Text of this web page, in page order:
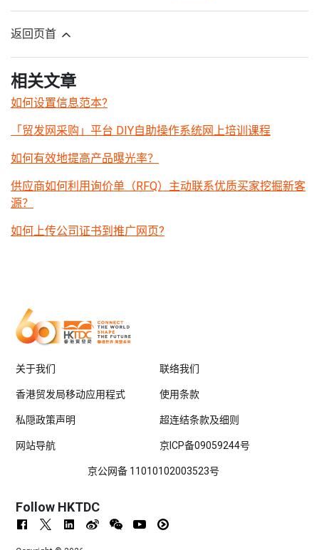
返回页首
相关文章
如何设置信息范本?
「贸发网采购」平台 DIY自助操作系统网上培训课程
如何有效地提高产品曝光率？
供应商如何利用询价单（RFQ）主动联系优质买家挖掘新客
源？
如何上传公司证书到推广网页?
关于我们 联络我们
香港贸发局移动应用程式 使用条款
私隠政策声明 超连结条款及细则
网站导航 京ICP备09059244号
京公网备 11010102003523号
Follow HKTDC